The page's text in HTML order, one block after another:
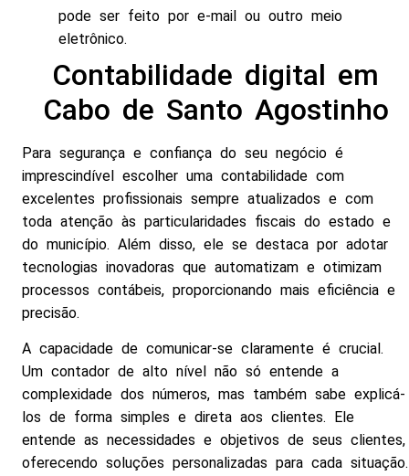
pode ser feito por e-mail ou outro meio
eletrônico.
Contabilidade digital em
Cabo de Santo Agostinho
Para segurança e confiança do seu negócio é
imprescindível escolher uma contabilidade com
excelentes profissionais sempre atualizados e com
toda atenção às particularidades fiscais do estado e
do município. Além disso, ele se destaca por adotar
tecnologias inovadoras que automatizam e otimizam
processos contábeis, proporcionando mais eficiência e
precisão.
A capacidade de comunicar-se claramente é crucial.
Um contador de alto nível não só entende a
complexidade dos números, mas também sabe explicá-
los de forma simples e direta aos clientes. Ele
entende as necessidades e objetivos de seus clientes,
oferecendo soluções personalizadas para cada situação.